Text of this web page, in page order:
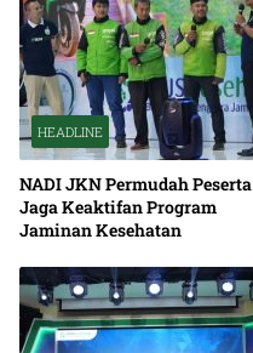
HEADLINE
NADI JKN Permudah Peserta
Jaga Keaktifan Program
Jaminan Kesehatan